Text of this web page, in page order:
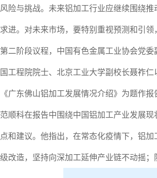
风险与挑战。未来铝加工行业应继续围绕
求进。对未来市场，要特别重视预测和引
第二阶段议程，中国有色金属工业协会党
国工程院院士、北京工业大学副校长聂祚
《广东佛山铝加工发展情况介绍》为题作
范顺科在报告中围绕中国铝加工产业发展
点和建议。他指出，在常态化疫情下，铝
级改造，坚持向深加工延伸产业链不动摇